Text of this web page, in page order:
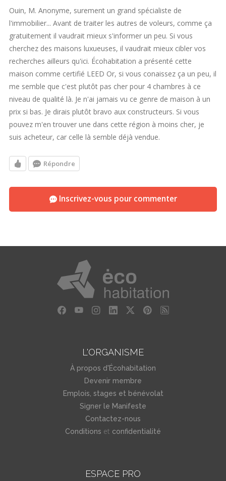
Ouin, M. Anonyme, surement un grand spécialiste de
l'immobilier... Avant de traiter les autres de voleurs, comme ça
gratuitement il vaudrait mieux s'informer un peu. Si vous
cherchez des maisons luxueuses, il vaudrait mieux cibler vos
recherches ailleurs qu'ici. Écohabitation a présenté cette
maison comme certifié LEED Or, si vous conaissez ça un peu, il
me semble que c'est plutôt pas cher pour 4 chambres à ce
niveau de qualité là. Je n'ai jamais vu ce genre de maison à un
prix si bas. Je dirais plutôt bravo aux constructeurs. Si vous
pouvez m'en trouver une dans cette région à moins cher, je
suis acheteur, car celle là semble déjà vendue.
Répondre
Inscrivez-vous pour commenter
L'ORGANISME
À propos d'Écohabitation
Devenir membre
Emplois, stages et bénévolat
Signer le Manifeste
Contactez-nous
Conditions et confidentialité
ESPACE PRO